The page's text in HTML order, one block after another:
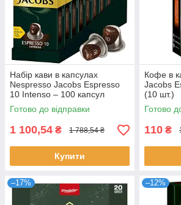
Набір кави в капсулах
Nespresso Jacobs Espresso
10 Intenso – 100 капсул
Готово до відправки
1 100,54 ₴ 1 788,54 ₴
Купити
Кофе в
Jacobs
(10 шт.)
Готово
110 ₴
–17% –12%